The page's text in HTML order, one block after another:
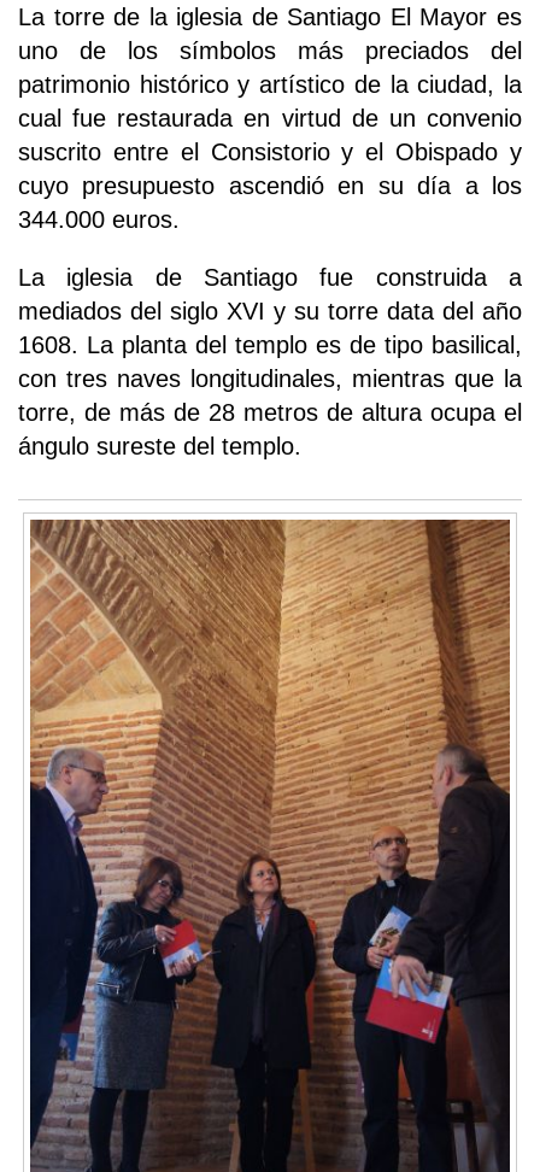
La torre de la iglesia de Santiago El Mayor es
uno de los símbolos más preciados del
patrimonio histórico y artístico de la ciudad, la
cual fue restaurada en virtud de un convenio
suscrito entre el Consistorio y el Obispado y
cuyo presupuesto ascendió en su día a los
344.000 euros.
La iglesia de Santiago fue construida a
mediados del siglo XVI y su torre data del año
1608. La planta del templo es de tipo basilical,
con tres naves longitudinales, mientras que la
torre, de más de 28 metros de altura ocupa el
ángulo sureste del templo.